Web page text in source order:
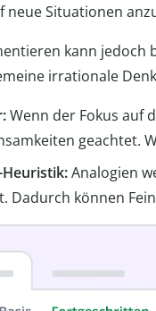
neue Situationen
kann
irrationale
Wenn der Fokus auf
geachtet.
Analogien
Dadurch können